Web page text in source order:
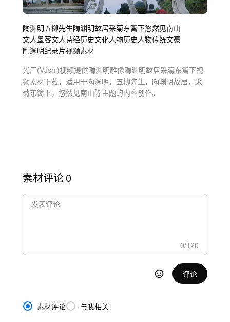
陶渊明五柳先生陶渊明故居采菊东篱下悠然见南山
文人墨客文人诗经历史文化人物历史人物传统文豪
陶渊明纪录片视频素材
光厂(VJshi)视频提供陶渊明雕像陶渊明故居采菊东篱下视
频素材下载，适用于陶渊明，五柳先生，陶渊明故居，采
菊东篱下，悠然见南山等主题的内容创作。
素材评论0
0/120
评论
素材评论 与我相关